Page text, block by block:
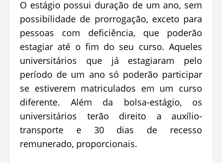
O estágio possui duração de um ano, sem
possibilidade de prorrogação, exceto para
pessoas com deficiência, que poderão
estagiar até o fim do seu curso. Aqueles
universitários que já estagiaram pelo
período de um ano só poderão participar
se estiverem matriculados em um curso
diferente. Além da bolsa-estágio, os
universitários terão direito a auxílio-
transporte e 30 dias de recesso
remunerado, proporcionais.